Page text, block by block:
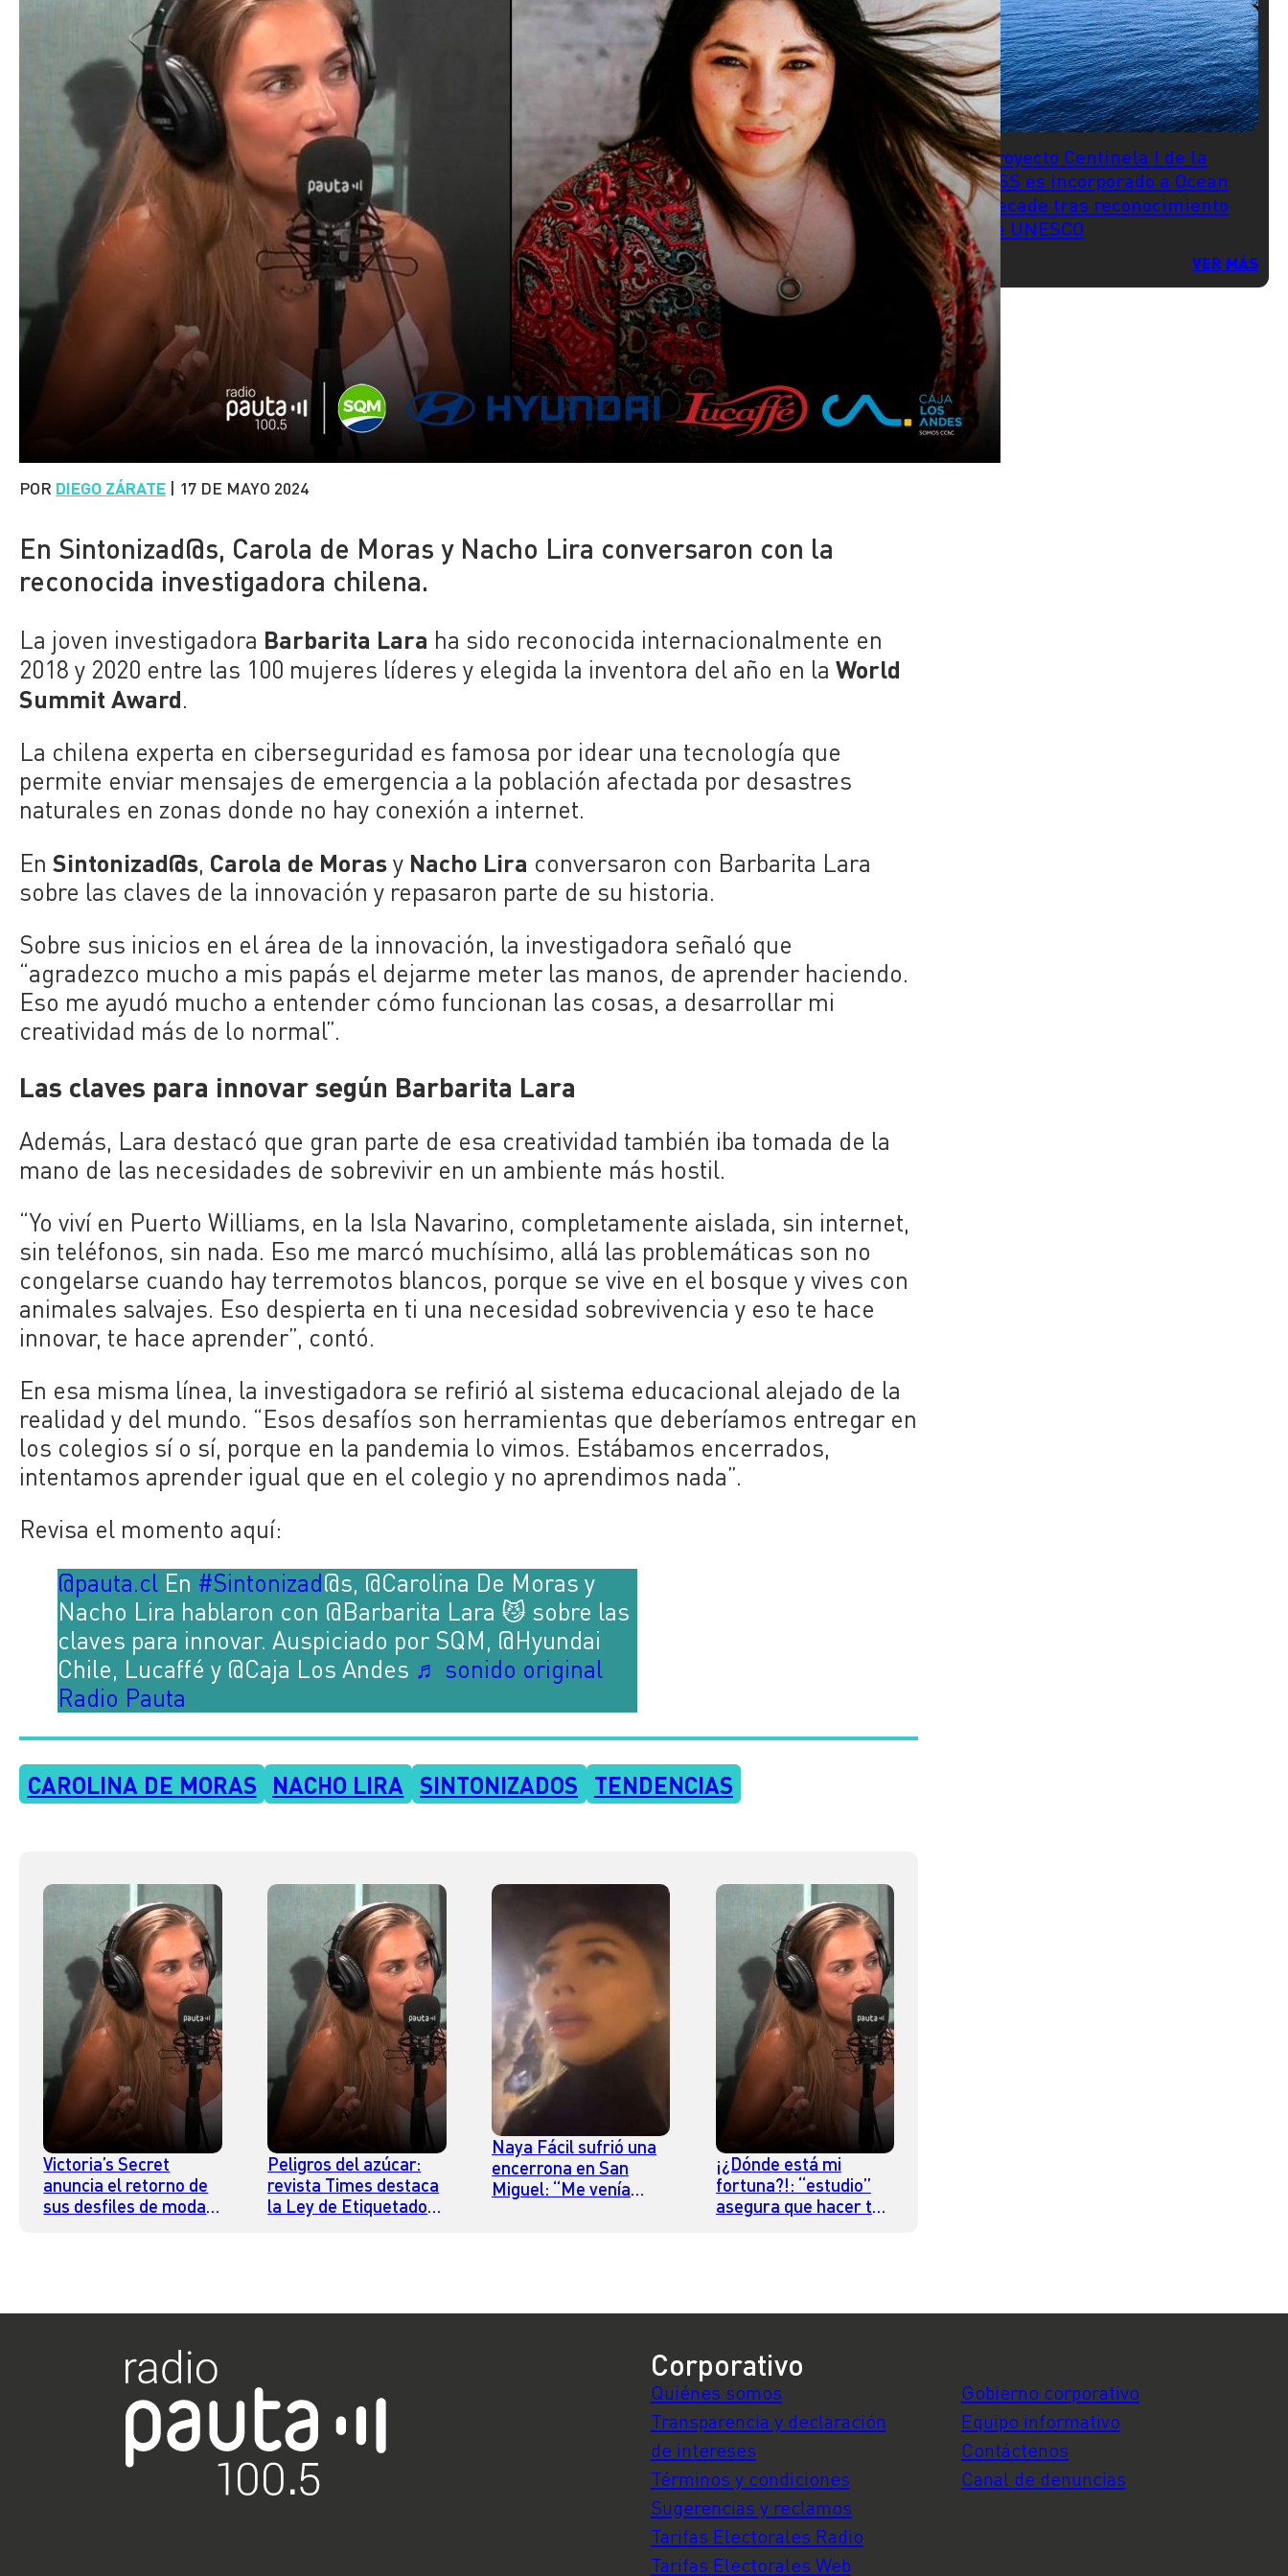
POR DIEGO ZÁRATE | 17 DE MAYO 2024
En Sintonizad@s, Carola de Moras y Nacho Lira conversaron con la
reconocida investigadora chilena.
La joven investigadora Barbarita Lara ha sido reconocida internacionalmente en
2018 y 2020 entre las 100 mujeres líderes y elegida la inventora del año en laWorld
Summit Award.
La chilena experta en ciberseguridad es famosa por idear una tecnología que
permite enviar mensajes de emergencia a la población afectada por desastres
naturales en zonas donde no hay conexión a internet.
EnSintonizad@s, Carola de Morasy Nacho Lira conversaron con Barbarita Lara
sobre las claves de la innovación y repasaron parte de su historia.
Sobre sus inicios en el área de la innovación, la investigadora señaló que
“agradezco mucho a mis papás el dejarme meter las manos, de aprender haciendo.
Eso me ayudó mucho a entender cómo funcionan las cosas, a desarrollar mi
creatividad más de lo normal”.
Las claves para innovar según Barbarita Lara
Además, Lara destacó que gran parte de esa creatividad también iba tomada de la
mano de las necesidades de sobrevivir en un ambiente más hostil.
“Yo viví en Puerto Williams, en la Isla Navarino, completamente aislada, sin internet,
sin teléfonos, sin nada. Eso me marcó muchísimo, allá las problemáticas son no
congelarse cuando hay terremotos blancos, porque se vive en el bosque y vives con
animales salvajes. Eso despierta en ti una necesidad sobrevivencia y eso te hace
innovar, te hace aprender”, contó.
En esa misma línea, la investigadora se refirió al sistema educacional alejado de la
realidad y del mundo. “Esos desafíos son herramientas que deberíamos entregar en
los colegios sí o sí, porque en la pandemia lo vimos. Estábamos encerrados,
intentamos aprender igual que en el colegio y no aprendimos nada”.
Revisa el momento aquí:
@pauta.cl En #Sintonizad@s, @Carolina De Moras y
Nacho Lira hablaron con @Barbarita Lara 😼 sobre las
claves para innovar. Auspiciado por SQM, @Hyundai
Chile, Lucaffé y @Caja Los Andes ♬ sonido original
Radio Pauta
CAROLINA DE MORAS NACHO LIRA SINTONIZADOS TENDENCIAS
Victoria’s Secret
anuncia el retorno de
sus desfiles de moda
Peligros del azúcar:
revista Times destaca
la Ley de Etiquetados
Naya Fácil sufrió una
encerrona en San
Miguel: “Me venía
¡¿Dónde está mi
fortuna?!: “estudio”
asegura que hacer tu
Proyecto Centinela I de la
USS es incorporado a Ocean
Decade tras reconocimiento
de UNESCO
VER MÁS
Corporativo
Quiénes somos
Transparencia y declaración
de intereses
Términos y condiciones
Sugerencias y reclamos
Tarifas Electorales Radio
Tarifas Electorales Web
Gobierno corporativo
Equipo informativo
Contáctenos
Canal de denuncias